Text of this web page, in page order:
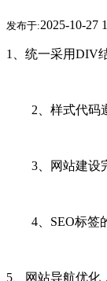
发布于:2025-10-27
1、统一采用DIV
2、样式代码遵
3、网站建设完
4、SEO标签的
5、网站导航优